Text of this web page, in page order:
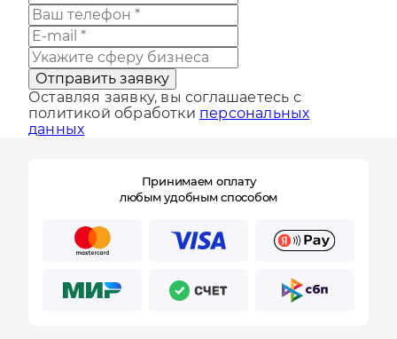
Отправить заявку
Оставляя заявку, вы соглашаетесь с
политикой обработки
Принимаем оплату